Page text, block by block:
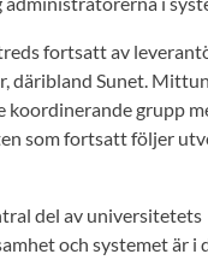
fortsatt av
däribland Sunet.
koordinerande grupp
som fortsatt följer
del av universitetets
och systemet är i